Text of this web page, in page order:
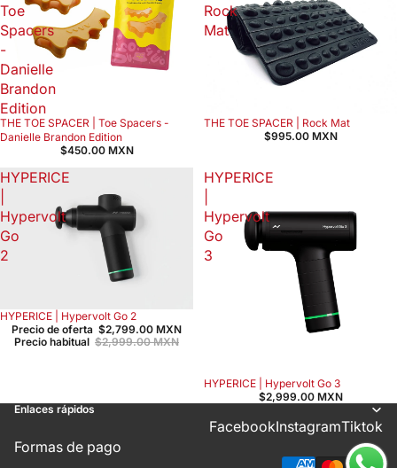
Toe
Spacers
-
Danielle
Brandon
Edition
THE TOE SPACER | Toe Spacers -
Danielle Brandon Edition
$450.00 MXN
Rock
Mat
THE TOE SPACER | Rock Mat
$995.00 MXN
HYPERICE
Hypervolt
Go
2
Oferta
HYPERICE | Hypervolt Go 2
Precio de oferta $2,799.00 MXN
Precio habitual $2,999.00 MXN
HYPERICE
Hypervolt
Go
3
HYPERICE | Hypervolt Go 3
$2,999.00 MXN
Enlaces rápidos
FacebookInstagramTiktok
Formas de pago